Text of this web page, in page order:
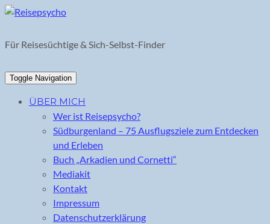
Skip
content
Für Reisesüchtige & Sich-Selbst-Finder
Toggle Navigation
ÜBER MICH
Wer ist Reisepsycho?
Südburgenland – 75 Ausflugsziele zum Entdecken
und Erleben
Buch „Arkadien und Cornetti“
Mediakit
Kontakt
Impressum
Datenschutzerklärung